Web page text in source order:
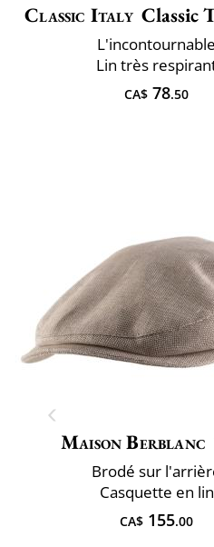
Classic Italy Classic
L'incontournable
Lin très
CA$ 78.50
Maison Berblanc
Brodé sur
Casquette en lin
CA$ 155.00